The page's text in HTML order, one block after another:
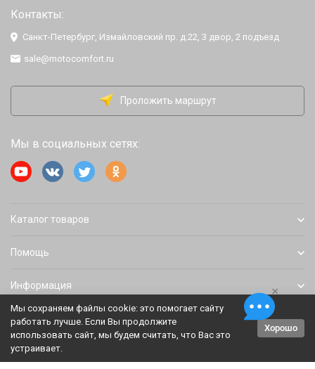
Контакты:
Санкт-Петербург, Измайловский пр. д.22, 3 двор, 2 подъезд
sale@motocomfort.ru
Проложить маршрут
Мы в социальных сетях:
Каталог товаров
Помощь
Информация
Политика персональных данных
Мы сохраняем файлы cookie: это помогает сайту
работать лучше. Если Вы продолжите
использовать сайт, мы будем считать, что Вас это
устраивает.
Хорошо
×